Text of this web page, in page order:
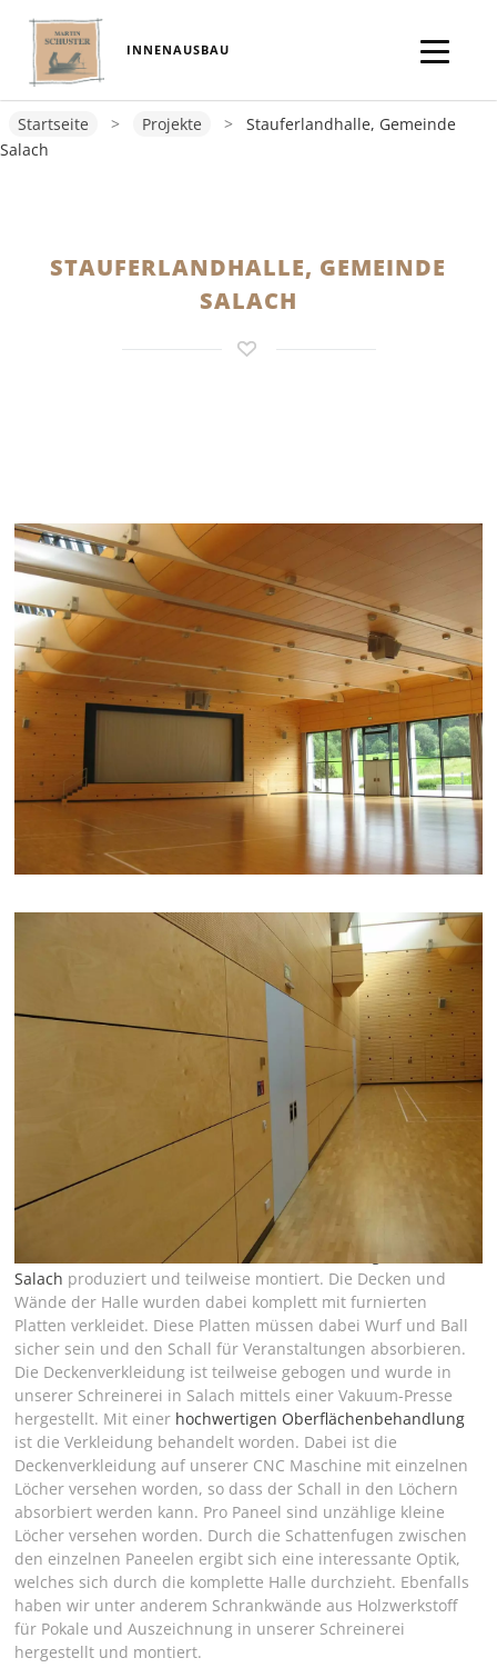
INNENAUSBAU
Startseite > Projekte >
Stauferlandhalle, Gemeinde
Salach
STAUFERLANDHALLE, GEMEINDE
SALACH
Innenausbau einer Mehrzweckhalle (Stauferlandhalle) in
Salach. Dabei haben wir den kompletten
des
Kultur- und Veranstaltungszentrums in
Salach produziert und teilweise montiert. Die Decken und
Wände der Halle wurden dabei komplett mit furnierten
Platten verkleidet. Diese Platten müssen dabei Wurf und Ball
sicher sein und den Schall für Veranstaltungen absorbieren.
Die Deckenverkleidung ist teilweise gebogen und wurde in
unserer Schreinerei in Salach mittels einer Vakuum-Presse
hergestellt. Mit einer hochwertigen Oberflächenbehandlung
ist die Verkleidung behandelt worden. Dabei ist die
Deckenverkleidung auf unserer CNC Maschine mit einzelnen
Löcher versehen worden, so dass der Schall in den Löchern
absorbiert werden kann. Pro Paneel sind unzählige kleine
Löcher versehen worden. Durch die Schattenfugen zwischen
den einzelnen Paneelen ergibt sich eine interessante Optik,
welches sich durch die komplette Halle durchzieht. Ebenfalls
haben wir unter anderem Schrankwände aus Holzwerkstoff
für Pokale und Auszeichnung in unserer Schreinerei
hergestellt und montiert.